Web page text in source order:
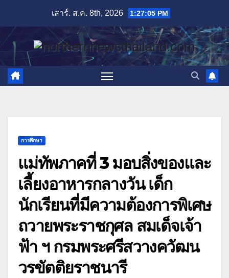
content
เสาร์. ส.ค. 8th, 2026 1:27:07 PM
การศึกษา
แม่ทัพภาคที่ 3 มอบสิ่งของและ
เลี้ยงอาหารกลางวัน เด็ก
นักเรียนที่มีความต้องการพิเศษ
ถวายพระราชกุศล สมเด็จเจ้า
ฟ้า ฯ กรมพระศรีสวางควัฒน
วรขัตติยราชนารี